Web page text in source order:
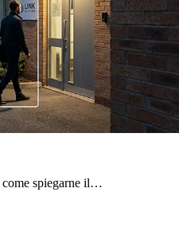
come spiegarne il…